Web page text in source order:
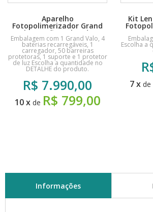
Aparelho
Fotopolimerizador Grand
Valo sem fio - Ultradent
Embalagem com 1 Grand Valo, 4
baterias recarregáveis, 1
carregador, 50 barreiras
protetoras, 1 suporte e 1 protetor
de luz Escolha a quantidade no
DETALHE do produto.
R$ 7.990,00
10 x de R$ 799,00
Kit
Escolha a
7x de
Informações